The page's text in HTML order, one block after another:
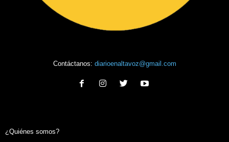
Contáctanos: diarioenaltavoz@gmail.com
¿Quiénes somos?